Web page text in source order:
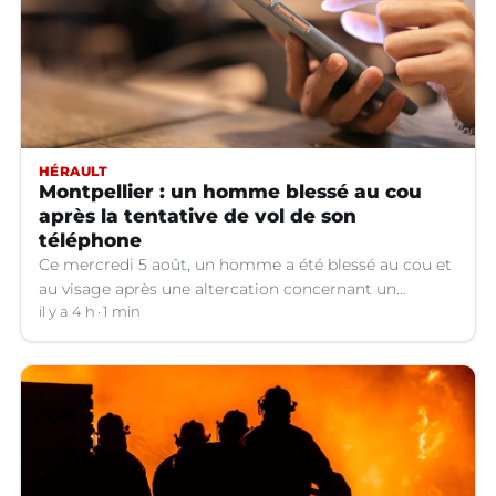
HÉRAULT
Montpellier : un homme blessé au cou
après la tentative de vol de son
téléphone
Ce mercredi 5 août, un homme a été blessé au cou et
au visage après une altercation concernant un
téléphone portable à Montpellier (Hérault).
il y a 4 h 1 min